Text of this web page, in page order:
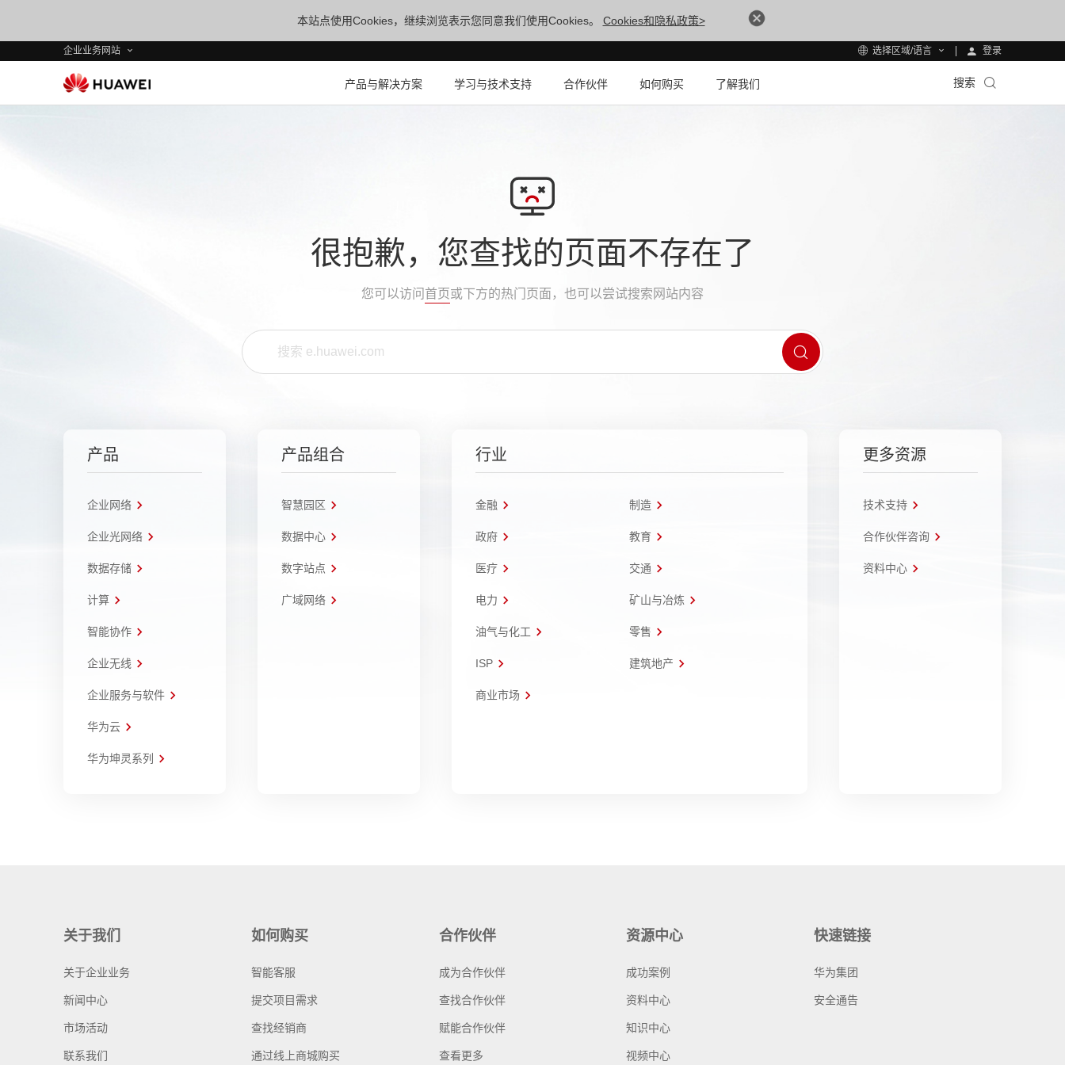
本站点使用Cookies，继续浏览表示您同意我们使用Cookies。 Cookies和隐私政策>
企业业务网站 选择区域/语言 登录
产品与解决方案 学习与技术支持 合作伙伴 如何购买 了解我们 搜索
很抱歉，您查找的页面不存在了
您可以访问 首页或下方的热门页面，也可以尝试搜索网站内容
产品
企业网络
企业光网络
数据存储
计算
智能协作
企业无线
企业服务与软件
华为云
华为坤灵系列
产品组合
智慧园区
数据中心
数字站点
广域网络
行业
金融 制造
政府 教育
医疗 交通
电力 矿山与冶炼
油气与化工 零售
ISP 建筑地产
商业市场
更多资源
技术支持
合作伙伴咨询
资料中心
关于我们
关于企业业务
新闻中心
市场活动
联系我们
如何购买
智能客服
提交项目需求
查找经销商
通过线上商城购买
合作伙伴
成为合作伙伴
查找合作伙伴
赋能合作伙伴
查看更多
资源中心
成功案例
资料中心
知识中心
视频中心
快速链接
华为集团
安全通告